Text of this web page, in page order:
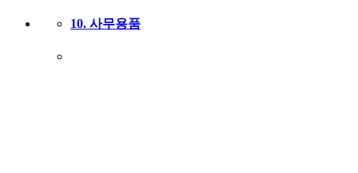
10. 사무용품